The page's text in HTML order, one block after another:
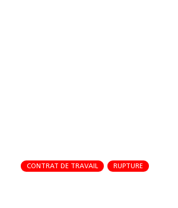
CONTRAT DE TRAVAIL RUPTURE